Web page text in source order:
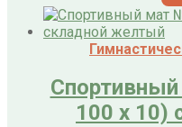
100 х 10)